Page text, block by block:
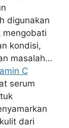
digunakan
kondisi,
masalah…
C
serum
dari